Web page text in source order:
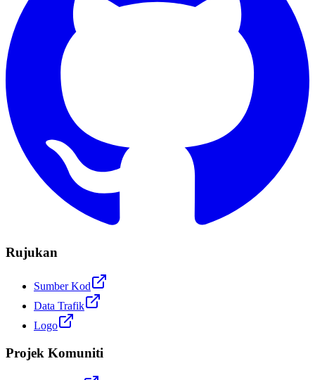
Rujukan
Sumber Kod
Data Trafik
Logo
Projek Komuniti